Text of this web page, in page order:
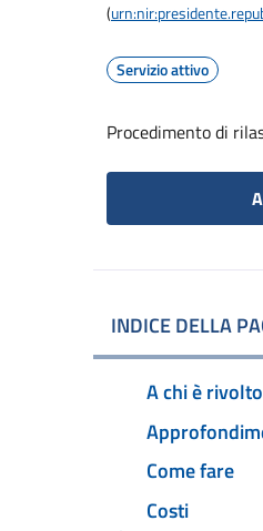
(
Servizio attivo
Procedimento di
INDICE DELLA
A chi è rivolto
Come fare
Costi